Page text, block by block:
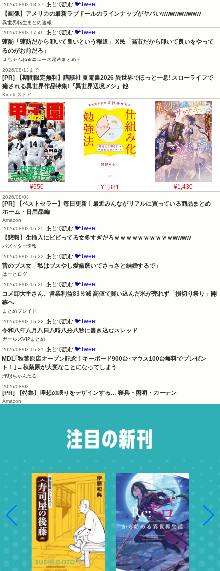
2026/08/08 18:37 あとで読む 🐦Tweet
【画像】アメリカの最新ラブドールのラインナップがヤバいwwwwwwwww
異世界転生まとめ速報
2026/08/08 17:49
あとで読む 🐦Tweet
蓮舫「蓮舫だから叩いて良いという報道」 X民「高市だから叩いて良いをやって
るのがお前だろ」
２ちゃんねるニュース超速まとめ＋
2026/08/13まで
[PR] 【期間限定無料】講談社 夏電書2026 異世界でほっと一息! スローライフで
癒される異世界作品特集!『異世界辺境メシ』他
Kindleストア
¥650 ¥1,881 ¥1,430
2026/08/08
[PR] 【ベストセラー】毎日更新！最近みんながリアルに買っている商品まとめ
ホーム・日用品編
Amazon
2026/08/08 16:25
あとで読む 🐦Tweet
【悲報】生挿入にビビってる女多すぎだろｗｗｗｗｗｗｗｗｗｗwwww
バズッター速報
2026/08/08 16:22
あとで読む 🐦Tweet
昔のブス女「私はブスやし愛嬌磨いてさっさと結婚するで」
はーとログ
2026/08/08 16:20
あとで読む 🐦Tweet
コメ卸大手さん、営業利益83％減 高値で買い込んだ米が売れず「損切り祭り」開
幕へ
まとめブレイド
2026/08/08 16:22
あとで読む 🐦Tweet
令和八年八月八日八時八分八秒に書き込むスレッド
ガールズVIPまとめ
2026/08/08 16:21
あとで読む 🐦Tweet
MDL｢秋葉原店オープン記念！キーボード900台･マウス100台無料でプレゼン
ト！｣→秋葉原が大変なことになってしまう
理想ちゃんねる
2026/08/08
[PR] 【特集】理想の眠りをデザインする… 寝具・照明・カーテン
Amazon